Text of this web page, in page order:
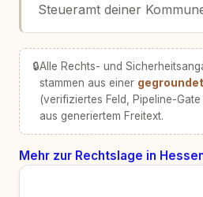
Steueramt deiner
🔒Alle Rechts- und
stammen aus einer
(verifiziertes Feld, Pipeline-
aus generiertem Freitext.
Mehr zur Rechtslage in